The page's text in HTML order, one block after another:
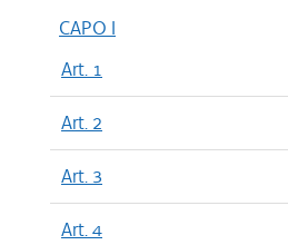
CAPO I
Art. 1
Art. 2
Art. 3
Art. 4